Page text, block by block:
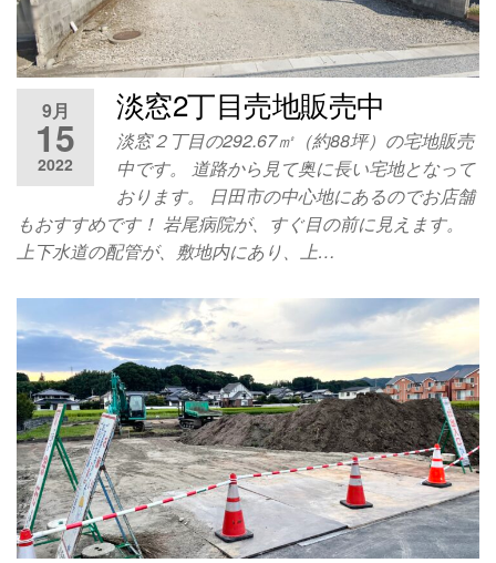
9月
15
2022
淡窓2丁目売地販売中
淡窓２丁目の292.67㎡（約88坪）の宅地販売
中です。 道路から見て奥に長い宅地となって
おります。 日田市の中心地にあるのでお店舗
もおすすめです！ 岩尾病院が、すぐ目の前に見えます。
上下水道の配管が、敷地内にあり、上…